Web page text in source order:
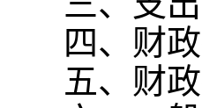
四、财
五、财